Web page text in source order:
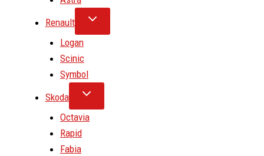
Renault
Logan
Scinic
Symbol
Skoda
Octavia
Rapid
Fabia